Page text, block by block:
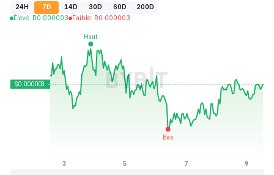
24H 7D 14D 30D 60D
200D
Élevé: R0.000003 Faible: R0.000003